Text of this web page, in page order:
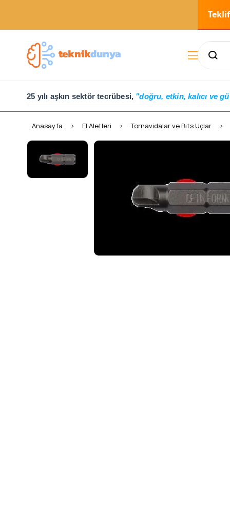
25 yılı aşkın sektör tecrübesi, "doğru, etkin, kalıcı ve
Anasayfa El Aletleri Tornavidalar ve Bits Uçlar